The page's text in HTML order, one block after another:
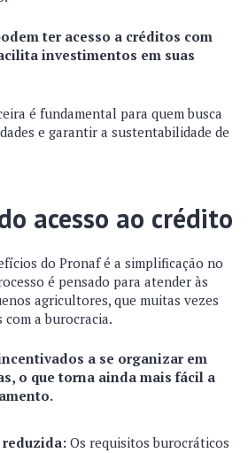
ter acesso a créditos com
investimentos em suas
é fundamental para quem busca
e garantir a sustentabilidade de
acesso ao crédito
do Pronaf é a simplificação no
é pensado para atender às
agricultores, que muitas vezes
a burocracia.
a se organizar em
o que torna ainda mais fácil a
Os requisitos burocráticos